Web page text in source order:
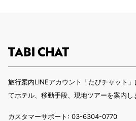
旅行案内LINEアカウント「たびチャット
てホテル、移動手段、現地ツアーを案内し
カスタマーサポート: 03-6304-0770